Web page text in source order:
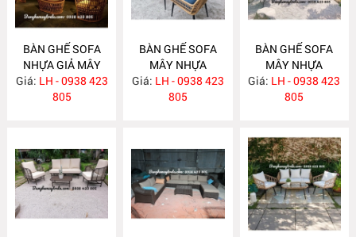
BÀN GHẾ SOFA
NHỰA GIẢ MÂY
NH331
Giá: LH - 0938 423
805
BÀN GHẾ SOFA
MÂY NHỰA
NH330
Giá: LH - 0938 423
805
BÀN GHẾ SOFA
MÂY NHỰA
NH329
Giá: LH - 0938 423
805